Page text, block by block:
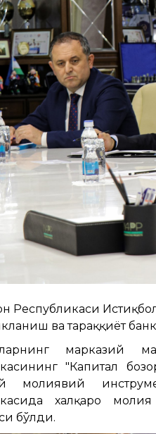
Республикаси
ва тараққиёт
марказий
"Капитал
молиявий
халқаро
бўлди.